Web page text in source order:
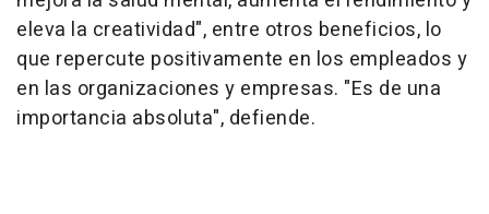
eleva la creatividad", entre otros beneficios, lo
que repercute positivamente en los empleados y
en las organizaciones y empresas. "Es de una
importancia absoluta", defiende.